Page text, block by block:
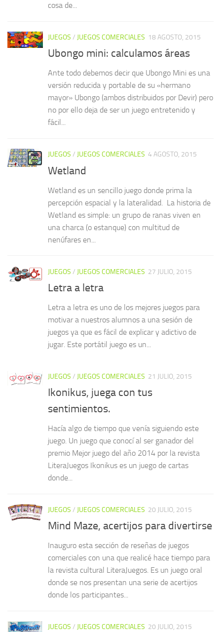
cosa de...
JUEGOS / JUEGOS COMERCIALES 18 AGOSTO, 2015
Ubongo mini: calculamos áreas
Ante todo debemos decir que Ubongo Mini es una
versión reducida y portable de su «hermano
mayor» Ubongo (ambos distribuidos por Devir) pero
no por ello deja de ser un juego entretenido y
fácil...
JUEGOS / JUEGOS COMERCIALES 4 AGOSTO, 2015
Wetland
Wetland es un sencillo juego donde prima la
percepción espacial y la lateralidad. La historia de
Wetland es simple: un grupo de ranas viven en
una charca (o estanque) con multitud de
nenúfares en...
JUEGOS / JUEGOS COMERCIALES 27 JULIO, 2015
Letra a letra
Letra a letra es uno de los mejores juegos para
motivar a nuestros alumnos a una sesión de
juegos ya que es fácil de explicar y adictivo de
jugar. Este portátil juego es un...
JUEGOS / JUEGOS COMERCIALES 21 JULIO, 2015
Ikonikus, juega con tus
sentimientos.
Hacía algo de tiempo que venía siguiendo este
juego. Un juego que conocí al ser ganador del
premio Mejor juego del año 2014 por la revista
LiteraJuegos Ikonikus es un juego de cartas
donde...
JUEGOS / JUEGOS COMERCIALES 20 JULIO, 2015
Mind Maze, acertijos para divertirse
Inauguro esta sección de reseñas de juegos
comerciales con una que realicé hace tiempo para
la revista cultural LiteraJuegos. Es un juego oral
donde se nos presentan una serie de acertijos
donde los participantes...
JUEGOS / JUEGOS COMERCIALES 20 JULIO, 2015